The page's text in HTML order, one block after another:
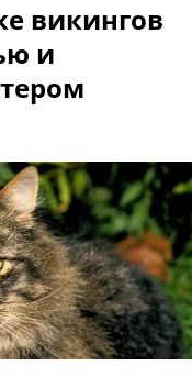
викингов
и